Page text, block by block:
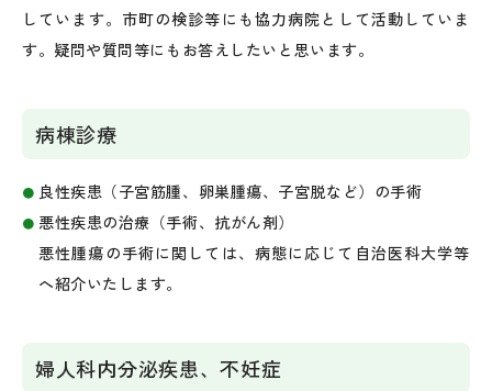
しています。市町の検診等にも協力病院として活動していま
す。疑問や質問等にもお答えしたいと思います。
病棟診療
良性疾患（子宮筋腫、卵巣腫瘍、子宮脱など）の手術
悪性疾患の治療（手術、抗がん剤）
悪性腫瘍の手術に関しては、病態に応じて自治医科大学等
へ紹介いたします。
婦人科内分泌疾患、不妊症